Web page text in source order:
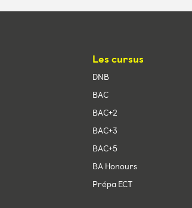
Les cursus
DNB
BAC
BAC+2
BAC+3
BAC+5
BA Honours
Prépa ECT